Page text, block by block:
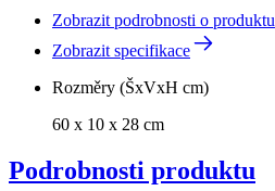
Zobrazit podrobnosti o produktu
Zobrazit specifikace
Rozměry (ŠxVxH cm)
60 x 10 x 28 cm
Podrobnosti produktu